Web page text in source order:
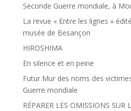
Seconde Guerre mondiale, à
La revue « Entre les lignes »
musée de Besançon
HIROSHIMA
En silence et en peine
Futur Mur des noms des
Guerre mondiale
RÉPARER LES OMISSIONS SUR